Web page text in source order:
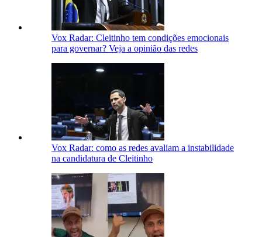
Vox Radar: Cleitinho tem condições emocionais
para governar? Veja a opinião das redes
Vox Radar: como as redes avaliam a instabilidade
na candidatura de Cleitinho